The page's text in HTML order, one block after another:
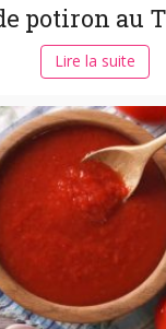
potiron au
Lire la suite